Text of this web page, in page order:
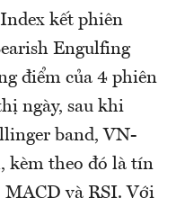
kết phiên
Engulfing
điểm của 4 phiên
ngày, sau khi
band, VN-
kèm theo đó là tín
MACD và RSI. Với